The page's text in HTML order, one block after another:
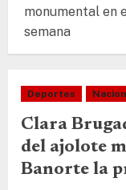
monumental en
semana
Deportes
Clara
del ajolote
Banorte la